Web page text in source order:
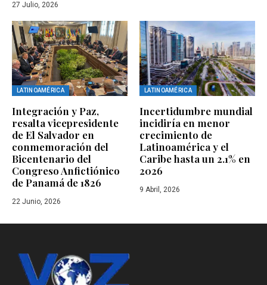
27 Julio, 2026
LATINOAMÉRICA
Integración y Paz,
resalta vicepresidente
de El Salvador en
conmemoración del
Bicentenario del
Congreso Anfictiónico
de Panamá de 1826
22 Junio, 2026
LATINOAMÉRICA
Incertidumbre mundial
incidiría en menor
crecimiento de
Latinoamérica y el
Caribe hasta un 2.1% en
2026
9 Abril, 2026